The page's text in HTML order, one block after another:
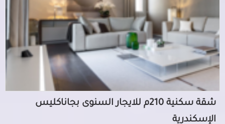
شقة سكنية 210م للايجار السنوى بجاناكليس
الإسكندرية